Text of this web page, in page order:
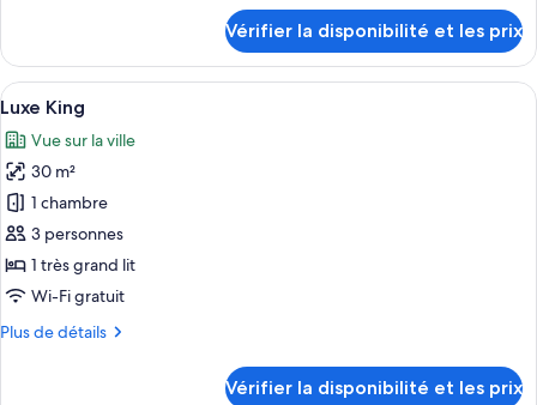
Premier
»
le
type
de
Chambre
Double
Premier
»
Vérifier la disponibilité et les prix
Afficher
toutes
les
photos
pour
ce
type
de
chambre :
Luxe
Une chambre d’hôtel avec un grand
4
Luxe King
Vue sur la ville
30 m²
1 chambre
3 personnes
1 très grand lit
Wi-Fi gratuit
Plus de détails
Plus
Vérifier la disponibilité et les prix